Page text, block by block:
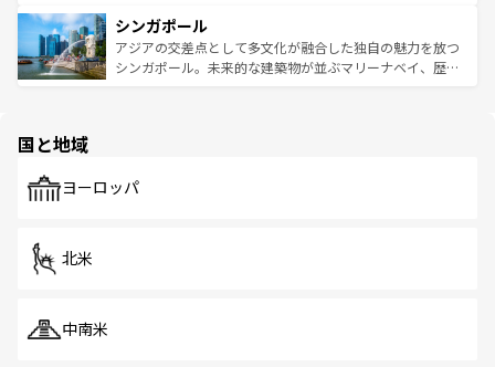
参照してほしい。
激する。気候は一年中温暖で、どの季節にも異なる楽しみ
が待っている。親しみやすいタイの人々、仏教を中心とし
た文化、そして多様な観光資源が、訪れる旅人を魅了し続
み、どこを訪れても感動するはず。観光スポットが密集し
ており、効率よく見どころを回れるのも魅力。息をのむよ
うな絶景から文化的な体験まで、香港を存分に楽しみ尽く
シンガポール
アジアの交差点として多文化が融合した独自の魅力を放つ
シンガポール。未来的な建築物が並ぶマリーナベイ、歴史
で、ホーカーズは地元の風情を楽しめる外せないスポット
国と地域
ヨーロッパ
北米
中南米